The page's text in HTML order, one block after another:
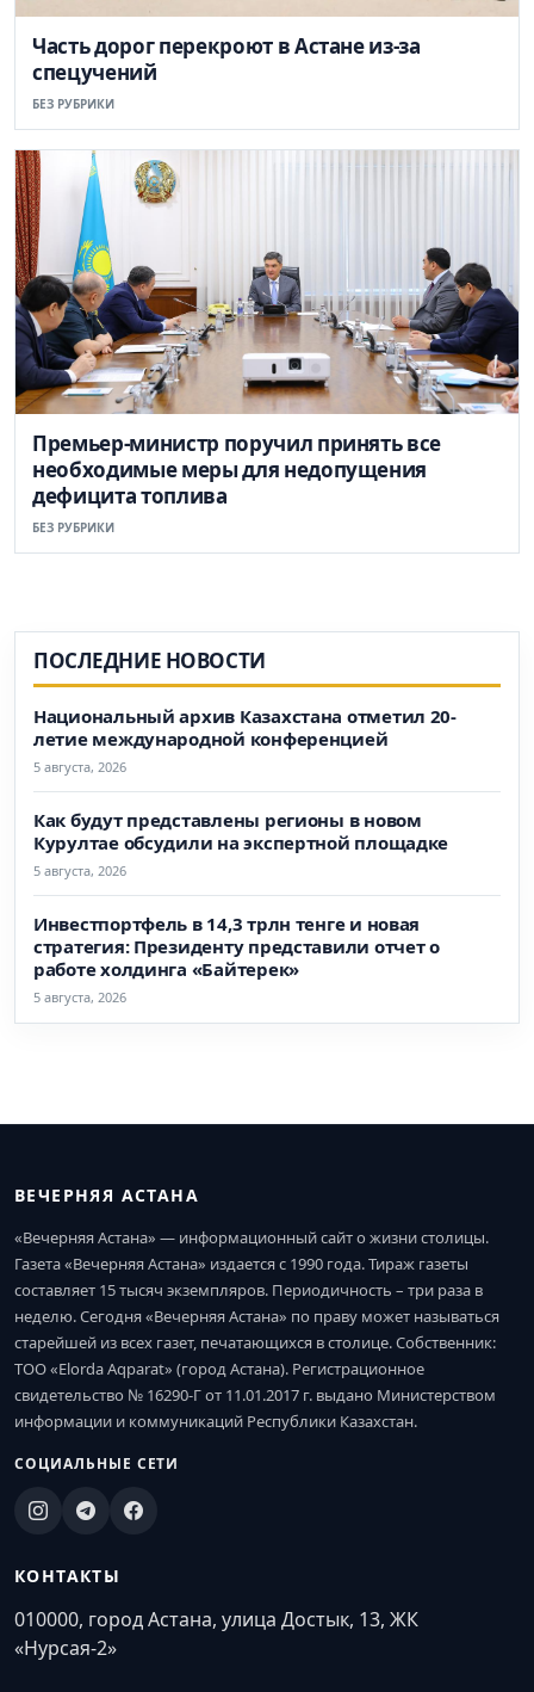
Часть дорог перекроют в Астане из-за
спецучений
БЕЗ РУБРИКИ
Премьер-министр поручил принять все
необходимые меры для недопущения
дефицита топлива
БЕЗ РУБРИКИ
ПОСЛЕДНИЕ НОВОСТИ
Национальный архив Казахстана отметил 20-
летие международной конференцией
5 августа, 2026
Как будут представлены регионы в новом
Курултае обсудили на экспертной площадке
5 августа, 2026
Инвестпортфель в 14,3 трлн тенге и новая
стратегия: Президенту представили отчет о
работе холдинга «Байтерек»
5 августа, 2026
ВЕЧЕРНЯЯ АСТАНА
«Вечерняя Астана» — информационный сайт о жизни столицы.
Газета «Вечерняя Астана» издается с 1990 года. Тираж газеты
составляет 15 тысяч экземпляров. Периодичность – три раза в
неделю. Сегодня «Вечерняя Астана» по праву может называться
старейшей из всех газет, печатающихся в столице. Собственник:
ТОО «Elorda Aqparat» (город Астана). Регистрационное
свидетельство № 16290-Г от 11.01.2017 г. выдано Министерством
информации и коммуникаций Республики Казахстан.
СОЦИАЛЬНЫЕ СЕТИ
КОНТАКТЫ
010000, город Астана, улица Достык, 13, ЖК
«Нурсая-2»